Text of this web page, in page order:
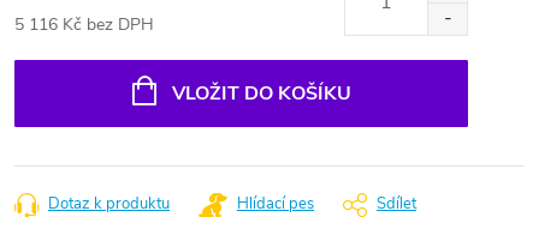
5 116 Kč bez DPH
VLOŽIT DO KOŠÍKU
Dotaz k produktu Hlídací pes Sdílet